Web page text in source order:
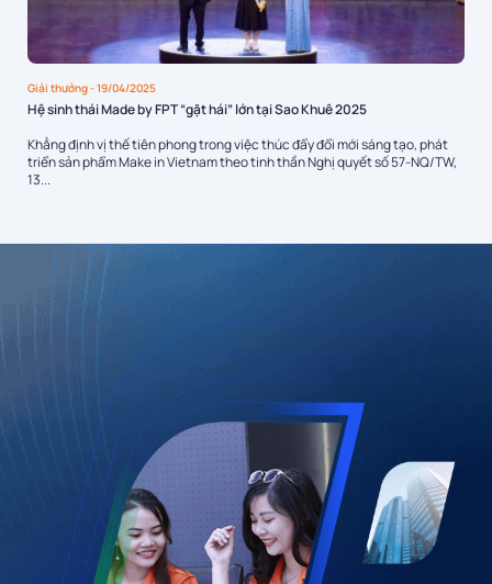
Giải thưởng- 19/04/2025
Hệ sinh thái Made by FPT “gặt hái” lớn tại Sao Khuê 2025
Khẳng định vị thế tiên phong trong việc thúc đẩy đổi mới sáng tạo, phát
triển sản phẩm Make in Vietnam theo tinh thần Nghị quyết số 57-NQ/TW,
13...